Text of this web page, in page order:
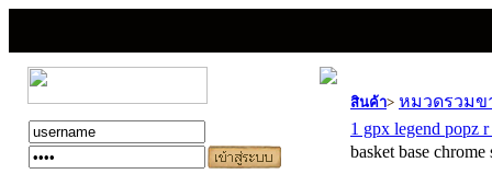
สินค้า> หมวดรวมขา
1 gpx legend popz r
basket base